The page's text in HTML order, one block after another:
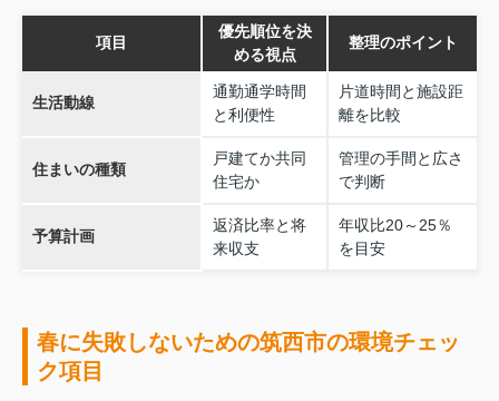
項目
優先順位を決
める視点
整理のポイント
生活動線
通勤通学時間
と利便性
片道時間と施設距
離を比較
住まいの種類
戸建てか共同
住宅か
管理の手間と広さ
で判断
予算計画
返済比率と将
来収支
年収比20～25％
を目安
春に失敗しないための筑西市の環境チェッ
ク項目